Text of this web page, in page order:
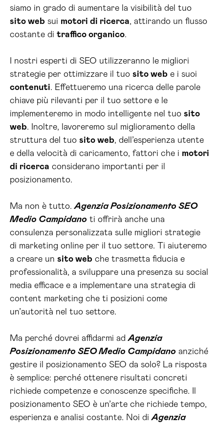
siamo in grado di aumentare la visibilità del tuo
sito web sui motori di ricerca, attirando un flusso
costante di traffico organico.
I nostri esperti di SEO utilizzeranno le migliori
strategie per ottimizzare il tuo sito web e i suoi
contenuti. Effettueremo una ricerca delle parole
chiave più rilevanti per il tuo settore e le
implementeremo in modo intelligente nel tuo sito
web. Inoltre, lavoreremo sul miglioramento della
struttura del tuo sito web, dell’esperienza utente
e della velocità di caricamento, fattori che i motori
di ricerca considerano importanti per il
posizionamento.
Ma non è tutto.Agenzia Posizionamento SEO
Medio Campidano ti offrirà anche una
consulenza personalizzata sulle migliori strategie
di marketing online per il tuo settore. Ti aiuteremo
a creare un sito web che trasmetta fiducia e
professionalità, a sviluppare una presenza su social
media efficace e a implementare una strategia di
content marketing che ti posizioni come
un’autorità nel tuo settore.
Ma perché dovrei affidarmi adAgenzia
Posizionamento SEO Medio Campidano anziché
gestire il posizionamento SEO da solo? La risposta
è semplice: perché ottenere risultati concreti
richiede competenze e conoscenze specifiche. Il
posizionamento SEO è un’arte che richiede tempo,
esperienza e analisi costante. Noi diAgenzia